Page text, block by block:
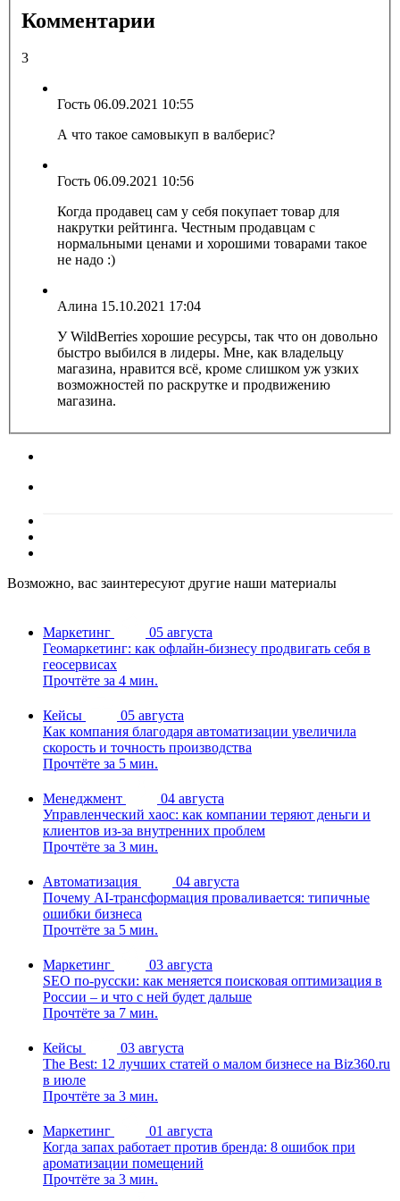
Комментарии
3
Гость 06.09.2021 10:55
А что такое самовыкуп в валберис?
Гость 06.09.2021 10:56
Когда продавец сам у себя покупает товар для
накрутки рейтинга. Честным продавцам с
нормальными ценами и хорошими товарами такое
не надо :)
Алина 15.10.2021 17:04
У WildBerries хорошие ресурсы, так что он довольно
быстро выбился в лидеры. Мне, как владельцу
магазина, нравится всё, кроме слишком уж узких
возможностей по раскрутке и продвижению
магазина.
Возможно, вас заинтересуют другие наши материалы
Маркетинг
05 августа
Геомаркетинг: как офлайн-бизнесу продвигать себя в
геосервисах
Прочтёте за 4 мин.
Кейсы
05 августа
Как компания благодаря автоматизации увеличила
скорость и точность производства
Прочтёте за 5 мин.
Менеджмент
04 августа
Управленческий хаос: как компании теряют деньги и
клиентов из-за внутренних проблем
Прочтёте за 3 мин.
Автоматизация
04 августа
Почему AI-трансформация проваливается: типичные
ошибки бизнеса
Прочтёте за 5 мин.
Маркетинг
03 августа
SEO по-русски: как меняется поисковая оптимизация в
России – и что с ней будет дальше
Прочтёте за 7 мин.
Кейсы
03 августа
The Best: 12 лучших статей о малом бизнесе на Biz360.ru
в июле
Прочтёте за 3 мин.
Маркетинг
01 августа
Когда запах работает против бренда: 8 ошибок при
ароматизации помещений
Прочтёте за 3 мин.